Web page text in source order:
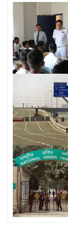
n
a
v
i
g
a
t
i
o
n